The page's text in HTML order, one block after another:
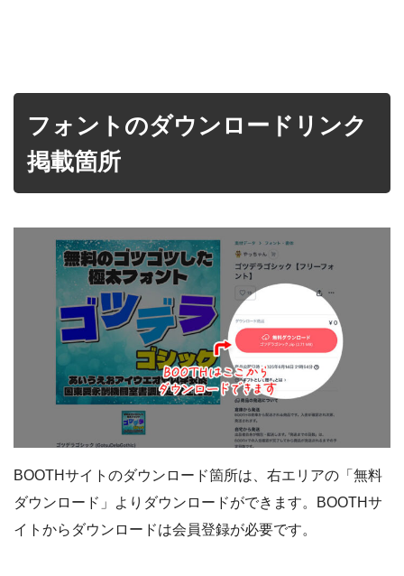
フォントのダウンロードリンク
掲載箇所
BOOTHサイトのダウンロード箇所は、右エリアの「無料
ダウンロード」よりダウンロードができます。BOOTHサ
イトからダウンロードは会員登録が必要です。